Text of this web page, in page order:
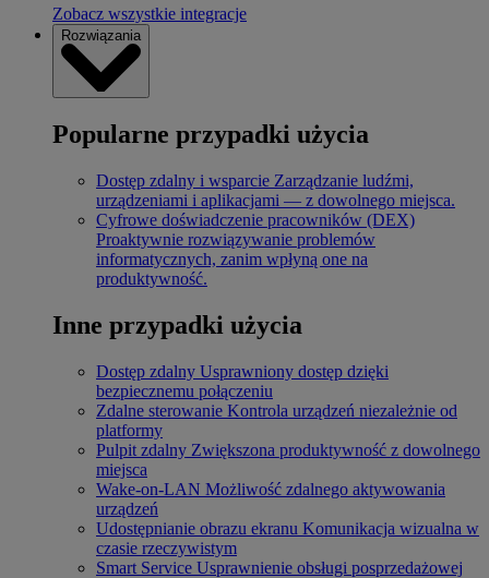
Zobacz wszystkie integracje
Rozwiązania
Popularne przypadki użycia
Dostęp zdalny i wsparcie Zarządzanie ludźmi,
urządzeniami i aplikacjami — z dowolnego miejsca.
Cyfrowe doświadczenie pracowników (DEX)
Proaktywnie rozwiązywanie problemów
informatycznych, zanim wpłyną one na
produktywność.
Inne przypadki użycia
Dostęp zdalny Usprawniony dostęp dzięki
bezpiecznemu połączeniu
Zdalne sterowanie Kontrola urządzeń niezależnie od
platformy
Pulpit zdalny Zwiększona produktywność z dowolnego
miejsca
Wake-on-LAN Możliwość zdalnego aktywowania
urządzeń
Udostępnianie obrazu ekranu Komunikacja wizualna w
czasie rzeczywistym
Smart Service Usprawnienie obsługi posprzedażowej